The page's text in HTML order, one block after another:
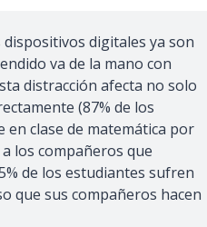
digitales ya son
va de la mano con
distracción afecta no solo
(87% de los
clase de matemática por
los compañeros que
de los estudiantes sufren
que sus compañeros hacen